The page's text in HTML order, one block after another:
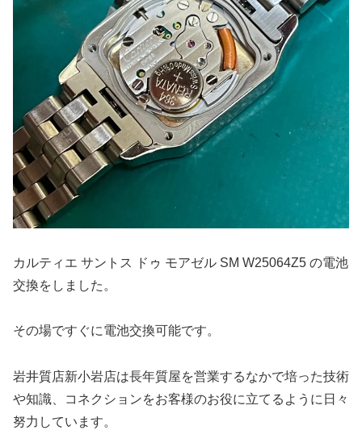
カルティエ サントス ドゥ モアゼル SM W25064Z5 の電池
交換をしました。
その場ですぐに電池交換可能です。
岩井質店新小岩店は長年質屋を営業するなかで培った技術
や知識、コネクションをお客様のお役に立てるように日々
努力しています。